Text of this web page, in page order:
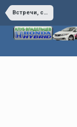
Встречи, события, мероприятия